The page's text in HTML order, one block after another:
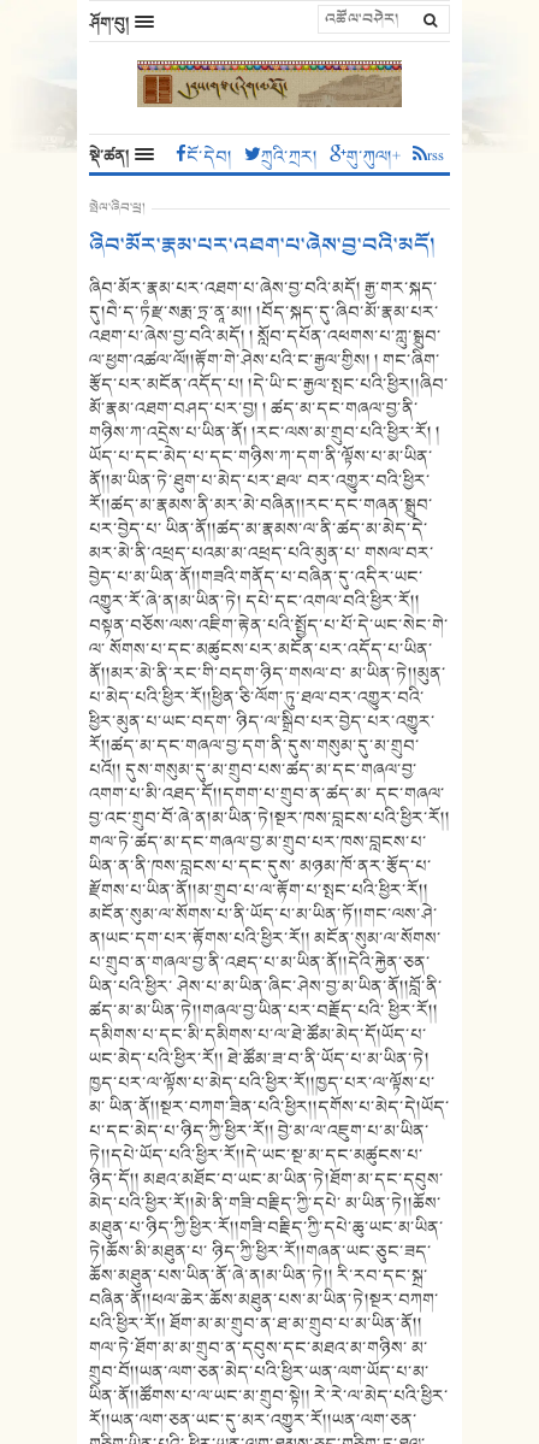
ཤོག་བུ།
སྡེ་ཚན། ངོ་དེབ། ཀྲུའི་ཀྲར། གུ་ཀུལ།+ rss
སྤེལ་ཞིབ་ཕྲ།
ཞིབ་མོར་རྣམ་པར་འཐག་པ་ཞེས་བྱ་བའི་མདོ།
ཞིབ་མོར་རྣམ་པར་འཐག་པ་ཞེས་བྱ་བའི་མདོ། རྒྱ་གར་སྐད་
དུ།བཻ་ད་ཏཾརྫ་སརྨ་ཏྲ་ནཱ་མ།། །བོད་སྐད་དུ་ཞིབ་མོ་རྣམ་པར་
འཐག་པ་ཞེས་བྱ་བའི་མདོ། ། སློབ་དཔོན་འཕགས་པ་ཀླུ་སྒྲུབ་
ལ་ཕྱག་འཚལ་ལོ།།རྟོག་གེ་ཤེས་པའི་ང་རྒྱལ་གྱིས། ། གང་ཞིག་
རྩོད་པར་མངོན་འདོད་པ། །དེ་ཡི་ང་རྒྱལ་སྤང་པའི་ཕྱིར།།ཞིབ་
མོ་རྣམ་འཐག་བཤད་པར་བྱ། ། ཚད་མ་དང་གཞལ་བྱ་ནི་
གཉིས་ཀ་འདྲེས་པ་ཡིན་ནོ། །རང་ལས་མ་གྲུབ་པའི་ཕྱིར་རོ། །
ཡོད་པ་དང་མེད་པ་དང་གཉིས་ཀ་དག་ནི་ལྟོས་པ་མ་ཡིན་
ནོ།།མ་ཡིན་ཏེ་ཐུག་པ་མེད་པར་ཐལ་ བར་འགྱུར་བའི་ཕྱིར་
རོ།།ཚད་མ་རྣམས་ནི་མར་མེ་བཞིན།།རང་དང་གཞན་སྒྲུབ་
པར་བྱེད་པ་ ཡིན་ནོ།།ཚད་མ་རྣམས་ལ་ནི་ཚད་མ་མེད་དེ་
མར་མེ་ནི་འཕྲད་པའམ་མ་འཕྲད་པའི་མུན་པ་ གསལ་བར་
བྱེད་པ་མ་ཡིན་ནོ།།གཟའི་གནོད་པ་བཞིན་དུ་འདིར་ཡང་
འགྱུར་རོ་ཞེ་ན།མ་ཡིན་ཏེ། དཔེ་དང་འགལ་བའི་ཕྱིར་རོ།།
བསྟན་བཅོས་ལས་འཇིག་རྟེན་པའི་སྤྱོད་པ་པོ་དེ་ཡང་སེང་གེ་
ལ་ སོགས་པ་དང་མཚུངས་པར་མངོན་པར་འདོད་པ་ཡིན་
ནོ།།མར་མེ་ནི་རང་གི་བདག་ཉིད་གསལ་བ་ མ་ཡིན་ཏེ།།མུན་
པ་མེད་པའི་ཕྱིར་རོ།།ཕྱིན་ཅི་ལོག་ཏུ་ཐལ་བར་འགྱུར་བའི་
ཕྱིར་མུན་པ་ཡང་བདག་ ཉིད་ལ་སྒྲིབ་པར་བྱེད་པར་འགྱུར་
རོ།།ཚད་མ་དང་གཞལ་བྱ་དག་ནི་དུས་གསུམ་དུ་མ་གྲུབ་
པའོ།། དུས་གསུམ་དུ་མ་གྲུབ་པས་ཚད་མ་དང་གཞལ་བྱ་
འགག་པ་མི་འཐད་དོ།།དགག་པ་གྲུབ་ན་ཚད་མ་ དང་གཞལ་
བྱ་འང་གྲུབ་བོ་ཞེ་ན།མ་ཡིན་ཏེ།སྔར་ཁས་བླངས་པའི་ཕྱིར་རོ།།
གལ་ཏེ་ཚད་མ་དང་གཞལ་བྱ་མ་གྲུབ་པར་ཁས་བླངས་པ་
ཡིན་ན་ནི་ཁས་བླངས་པ་དང་དུས་ མཉམ་ཁོ་ནར་རྩོད་པ་
རྫོགས་པ་ཡིན་ནོ།།མ་གྲུབ་པ་ལ་རྟོག་པ་སྤང་པའི་ཕྱིར་རོ།།
མངོན་སུམ་ལ་སོགས་པ་ནི་ཡོད་པ་མ་ཡིན་ཏོ།།གང་ལས་ཤེ་
ན།ཡང་དག་པར་རྟོགས་པའི་ཕྱིར་རོ།། མངོན་སུམ་ལ་སོགས་
པ་གྲུབ་ན་གཞལ་བྱ་ནི་འཐད་པ་མ་ཡིན་ནོ།།དེའི་རྐྱེན་ཅན་
ཡིན་པའི་ཕྱིར་ ཤེས་པ་མ་ཡིན་ཞིང་ཤེས་བྱ་མ་ཡིན་ནོ།།བློ་ནི་
ཚད་མ་མ་ཡིན་ཏེ།།གཞལ་བྱ་ཡིན་པར་བརྗོད་པའི་ ཕྱིར་རོ།།
དམིགས་པ་དང་མི་དམིགས་པ་ལ་ཐེ་ཚོམ་མེད་དོ།ཡོད་པ་
ཡང་མེད་པའི་ཕྱིར་རོ།། ཐེ་ཚོམ་ཟ་བ་ནི་ཡོད་པ་མ་ཡིན་ཏེ།
ཁྱད་པར་ལ་ལྟོས་པ་མེད་པའི་ཕྱིར་རོ།།ཁྱད་པར་ལ་ལྟོས་པ་
མ་ ཡིན་ནོ།།སྔར་བཀག་ཟིན་པའི་ཕྱིར།།དགོས་པ་མེད་དེ།ཡོད་
པ་དང་མེད་པ་ཉིད་ཀྱི་ཕྱིར་རོ།། བྱེ་མ་ལ་འཇུག་པ་མ་ཡིན་
ཏེ།།དཔེ་ཡོད་པའི་ཕྱིར་རོ།།དེ་ཡང་སྔ་མ་དང་མཚུངས་པ་
ཉིད་དོ།། མཐའ་མཐོང་བ་ཡང་མ་ཡིན་ཏེ།ཐོག་མ་དང་དབུས་
མེད་པའི་ཕྱིར་རོ།།མེ་ནི་གཟི་བརྗིད་ཀྱི་དཔེ་ མ་ཡིན་ཏེ།།ཆོས་
མཐུན་པ་ཉིད་ཀྱི་ཕྱིར་རོ།།གཟི་བརྗིད་ཀྱི་དཔེ་ཆུ་ཡང་མ་ཡིན་
ཏེ།ཆོས་མི་མཐུན་པ་ ཉིད་ཀྱི་ཕྱིར་རོ།།གཞན་ཡང་ཅུང་ཟད་
ཆོས་མཐུན་པས་ཡིན་ནོ་ཞེ་ན།མ་ཡིན་ཏེ།། རི་རབ་དང་སྐྲ་
བཞིན་ནོ།།ཕལ་ཆེར་ཆོས་མཐུན་པས་མ་ཡིན་ཏེ།སྔར་བཀག་
པའི་ཕྱིར་རོ།། ཐོག་མ་མ་གྲུབ་ན་ཐ་མ་གྲུབ་པ་མ་ཡིན་ནོ།།
གལ་ཏེ་ཐོག་མ་མ་གྲུབ་ན་དབུས་དང་མཐའ་མ་གཉིས་ མ་
གྲུབ་བོ།།ཡན་ལག་ཅན་མེད་པའི་ཕྱིར་ཡན་ལག་ཡོད་པ་མ་
ཡིན་ནོ།།ཚོགས་པ་ལ་ཡང་མ་གྲུབ་སྟེ།། རེ་རེ་ལ་མེད་པའི་ཕྱིར་
རོ།།ཡན་ལག་ཅན་ཡང་དུ་མར་འགྱུར་རོ།།ཡན་ལག་ཅན་